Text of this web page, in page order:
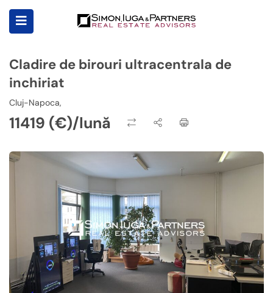
Cladire de birouri ultracentrala de
inchiriat
Cluj-Napoca,
11419 (€)/lună